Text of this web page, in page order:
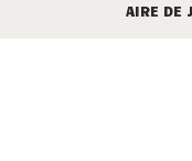
AIRE DE